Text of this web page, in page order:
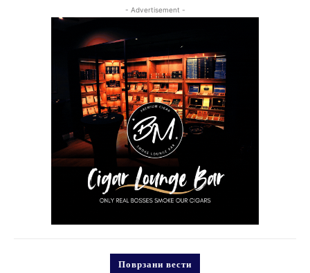
- Advertisement -
Поврзани вести